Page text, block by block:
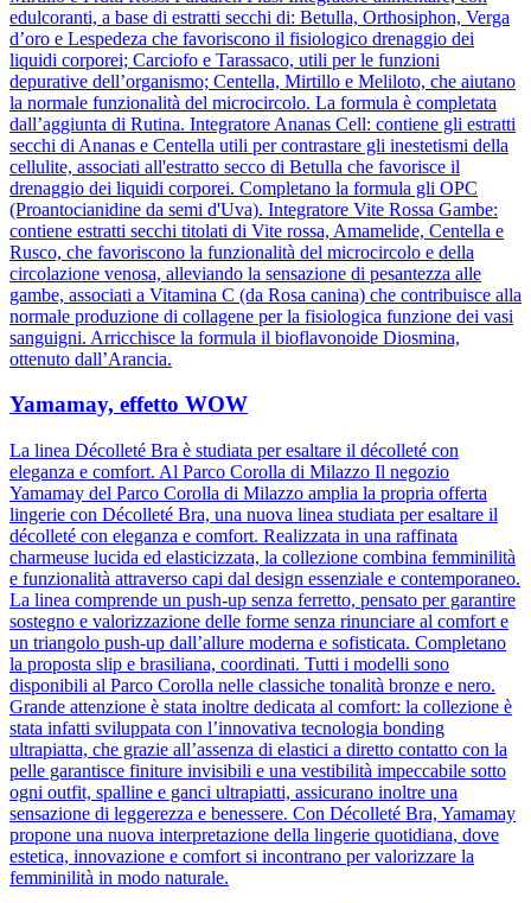
edulcoranti, a base di estratti secchi di: Betulla, Orthosiphon, Verga
d’oro e Lespedeza che favoriscono il fisiologico drenaggio dei
liquidi corporei; Carciofo e Tarassaco, utili per le funzioni
depurative dell’organismo; Centella, Mirtillo e Meliloto, che aiutano
la normale funzionalità del microcircolo. La formula è completata
dall’aggiunta di Rutina. Integratore Ananas Cell: contiene gli estratti
secchi di Ananas e Centella utili per contrastare gli inestetismi della
cellulite, associati all'estratto secco di Betulla che favorisce il
drenaggio dei liquidi corporei. Completano la formula gli OPC
(Proantocianidine da semi d'Uva). Integratore Vite Rossa Gambe:
contiene estratti secchi titolati di Vite rossa, Amamelide, Centella e
Rusco, che favoriscono la funzionalità del microcircolo e della
circolazione venosa, alleviando la sensazione di pesantezza alle
gambe, associati a Vitamina C (da Rosa canina) che contribuisce alla
normale produzione di collagene per la fisiologica funzione dei vasi
sanguigni. Arricchisce la formula il bioflavonoide Diosmina,
ottenuto dall’Arancia.
Yamamay, effetto WOW
La linea Décolleté Bra è studiata per esaltare il décolleté con
eleganza e comfort. Al Parco Corolla di Milazzo Il negozio
Yamamay del Parco Corolla di Milazzo amplia la propria offerta
lingerie con Décolleté Bra, una nuova linea studiata per esaltare il
décolleté con eleganza e comfort. Realizzata in una raffinata
charmeuse lucida ed elasticizzata, la collezione combina femminilità
e funzionalità attraverso capi dal design essenziale e contemporaneo.
La linea comprende un push-up senza ferretto, pensato per garantire
sostegno e valorizzazione delle forme senza rinunciare al comfort e
un triangolo push-up dall’allure moderna e sofisticata. Completano
la proposta slip e brasiliana, coordinati. Tutti i modelli sono
disponibili al Parco Corolla nelle classiche tonalità bronze e nero.
Grande attenzione è stata inoltre dedicata al comfort: la collezione è
stata infatti sviluppata con l’innovativa tecnologia bonding
ultrapiatta, che grazie all’assenza di elastici a diretto contatto con la
pelle garantisce finiture invisibili e una vestibilità impeccabile sotto
ogni outfit, spalline e ganci ultrapiatti, assicurano inoltre una
sensazione di leggerezza e benessere. Con Décolleté Bra, Yamamay
propone una nuova interpretazione della lingerie quotidiana, dove
estetica, innovazione e comfort si incontrano per valorizzare la
femminilità in modo naturale.